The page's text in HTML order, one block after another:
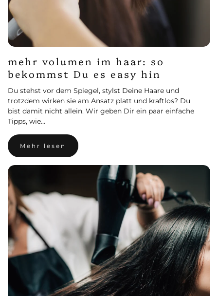
mehr volumen im haar: so
bekommst Du es easy hin
Du stehst vor dem Spiegel, stylst Deine Haare und
trotzdem wirken sie am Ansatz platt und kraftlos? Du
bist damit nicht allein. Wir geben Dir ein paar einfache
Tipps, wie...
Mehr lesen